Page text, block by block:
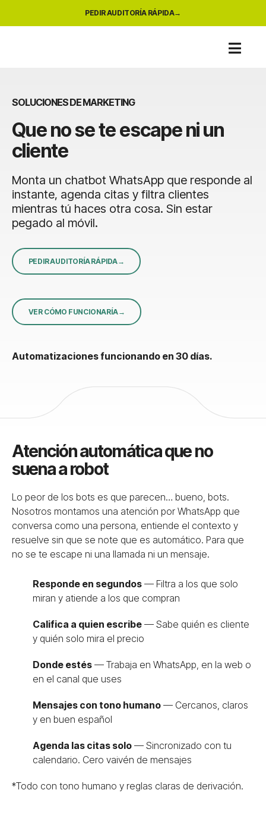
PEDIR AUDITORÍA RÁPIDA
SOLUCIONES DE MARKETING
Que no se te escape ni un
cliente
Monta un chatbot WhatsApp que responde al
instante, agenda citas y filtra clientes
mientras tú haces otra cosa. Sin estar
pegado al móvil.
PEDIR AUDITORÍA RÁPIDA
VER CÓMO FUNCIONARÍA
Automatizaciones funcionando en 30 días.
Atención automática que no
suena a robot
Lo peor de los bots es que parecen… bueno, bots.
Nosotros montamos una atención por WhatsApp que
conversa como una persona, entiende el contexto y
resuelve sin que se note que es automático. Para que
no se te escape ni una llamada ni un mensaje.
Responde en segundos — Filtra a los que solo
miran y atiende a los que compran
Califica a quien escribe — Sabe quién es cliente
y quién solo mira el precio
Donde estés — Trabaja en WhatsApp, en la web o
en el canal que uses
Mensajes con tono humano — Cercanos, claros
y en buen español
Agenda las citas solo — Sincronizado con tu
calendario. Cero vaivén de mensajes
*Todo con tono humano y reglas claras de derivación.